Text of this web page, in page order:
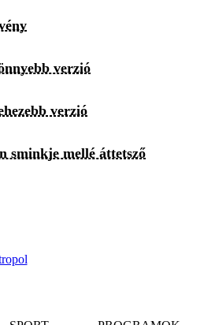
verzió
verzió
sminkje mellé áttetsző